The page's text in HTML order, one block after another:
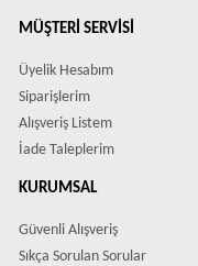
MÜŞTERI SERVISI
Üyelik Hesabım
Siparişlerim
Alışveriş Listem
İade Taleplerim
KURUMSAL
Güvenli Alışveriş
Sıkça Sorulan Sorular